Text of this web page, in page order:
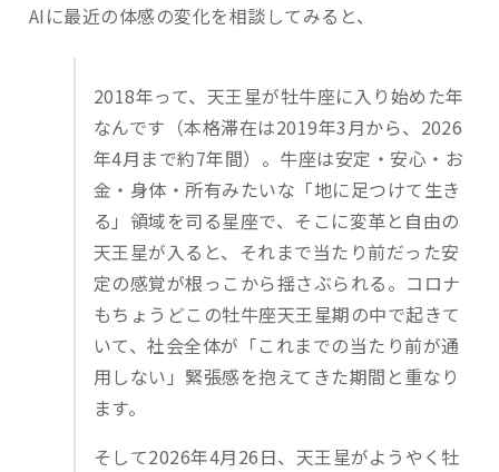
AIに最近の体感の変化を相談してみると、
2018年って、天王星が牡牛座に入り始めた年
なんです（本格滞在は2019年3月から、2026
年4月まで約7年間）。牛座は安定・安心・お
金・身体・所有みたいな「地に足つけて生き
る」領域を司る星座で、そこに変革と自由の
天王星が入ると、それまで当たり前だった安
定の感覚が根っこから揺さぶられる。コロナ
もちょうどこの牡牛座天王星期の中で起きて
いて、社会全体が「これまでの当たり前が通
用しない」緊張感を抱えてきた期間と重なり
ます。
そして2026年4月26日、天王星がようやく牡